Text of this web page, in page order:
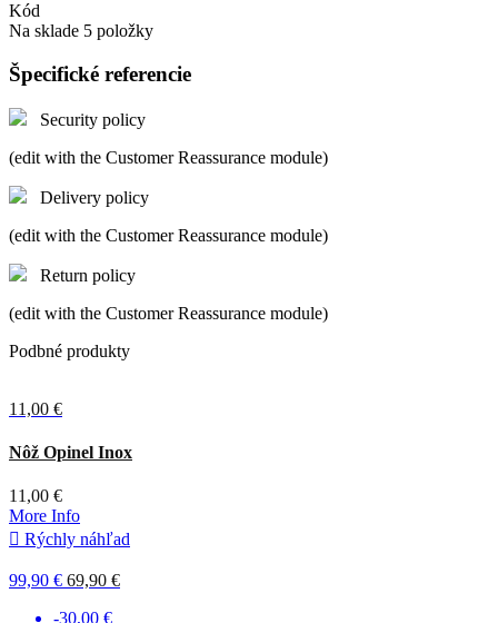
Kód
Na sklade 5 položky
Špecifické referencie
Security policy
(edit with the Customer Reassurance module)
Delivery policy
(edit with the Customer Reassurance module)
Return policy
(edit with the Customer Reassurance module)
Podbné produkty